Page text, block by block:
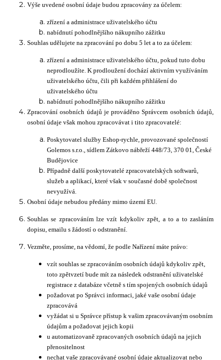
Výše uvedené osobní údaje budou zpracovány za účelem:
zřízení a administrace uživatelského účtu
nabídnutí pohodlnějšího nákupního zážitku
Souhlas udělujete na zpracování po dobu 5 let a to za účelem:
zřízení a administrace uživatelského účtu, pokud tuto dobu
neprodloužíte. K prodloužení dochází aktivním využíváním
uživatelského účtu, čili při každém přihlášení do
uživatelského účtu
nabídnutí pohodlnějšího nákupního zážitku
Zpracování osobních údajů je prováděno Správcem osobních údajů,
osobní údaje však mohou zpracovávat i tito zpracovatelé:
Poskytovatel služby Eshop-rychle, provozované společností
Golemos s.r.o., sídlem Zátkovo nábřeží 448/73, 370 01, České
Budějovice
Případně další poskytovatelé zpracovatelských softwarů,
služeb a aplikací, které však v současné době společnost
nevyužívá.
Osobní údaje nebudou předány mimo území EU.
Souhlas se zpracováním lze vzít kdykoliv zpět, a to a to zasláním
dopisu, emailu s žádostí o odstranění.
Vezměte, prosíme, na vědomí, že podle Nařízení máte právo:
vzít souhlas se zpracováním osobních údajů kdykoliv zpět,
toto zpětvzetí bude mít za následek odstranění uživatelské
registrace z databáze včetně s tím spojených osobních údajů
požadovat po Správci informaci, jaké vaše osobní údaje
zpracovává
vyžádat si u Správce přístup k vašim zpracovávaným osobním
údajům a požadovat jejich kopii
u automatizovaně zpracovaných osobních údajů na jejich
přenositelnost
nechat vaše zpracovávané osobní údaje aktualizovat nebo